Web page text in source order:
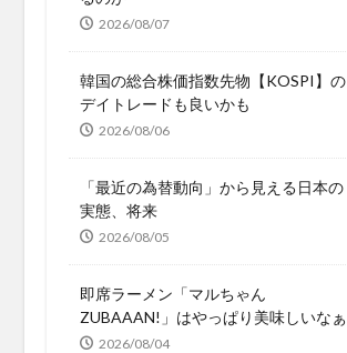
2026/08/07
韓国の総合株価指数先物【KOSPI】の
デイトレードも良いかも
2026/08/06
「最近の為替動向」から見える日本の
実態、将来
2026/08/05
即席ラーメン「マルちゃん
ZUBAAAN!」はやっぱり美味しいなぁ
2026/08/04